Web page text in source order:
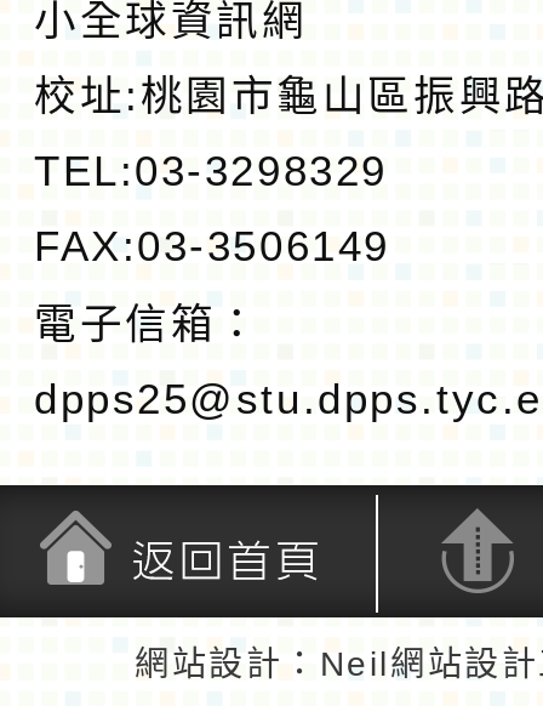
小全球資訊網
校址:桃園市龜山區振興
TEL:03-3298329
FAX:03-3506149
電子信箱：
返回頂端
網站設計：Neil網站設